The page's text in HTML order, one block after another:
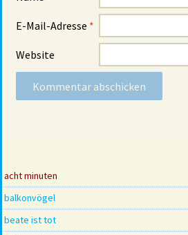
E-Mail-Adresse *
Website
acht minuten
balkonvögel
beate ist tot